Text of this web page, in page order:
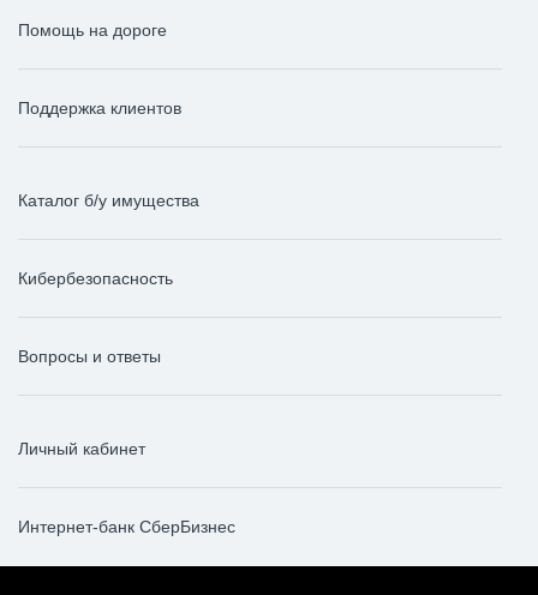
Помощь на дороге
Поддержка клиентов
Каталог б/у имущества
Кибербезопасность
Вопросы и ответы
Личный кабинет
Интернет-банк СберБизнес